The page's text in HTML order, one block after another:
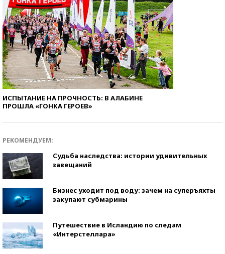
ИСПЫТАНИЕ НА ПРОЧНОСТЬ: В АЛАБИНЕ
ПРОШЛА «ГОНКА ГЕРОЕВ»
РЕКОМЕНДУЕМ:
Судьба наследства: истории удивительных
завещаний
Бизнес уходит под воду: зачем на суперъяхты
закупают субмарины
Путешествие в Исландию по следам
«Интерстеллара»